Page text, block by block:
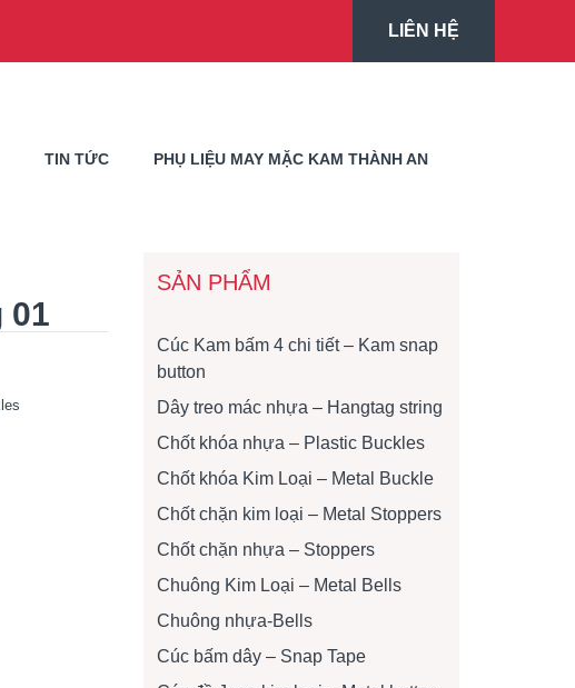
LIÊN HỆ
TIN TỨC PHỤ LIỆU MAY MẶC KAM THÀNH AN
01
SẢN PHẨM
Cúc Kam bấm 4 chi tiết – Kam snap
button
Dây treo mác nhựa – Hangtag string
Chốt khóa nhựa – Plastic Buckles
Chốt khóa Kim Loại – Metal Buckle
Chốt chặn kim loại – Metal Stoppers
Chốt chặn nhựa – Stoppers
Chuông Kim Loại – Metal Bells
Chuông nhựa-Bells
Cúc bấm dây – Snap Tape